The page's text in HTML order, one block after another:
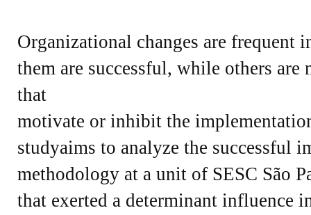
Organizational changes are frequent
them are successful, while others
that
motivate or inhibit the
studyaims to analyze the successful
methodology at a unit of SESC São
that exerted a determinant influence